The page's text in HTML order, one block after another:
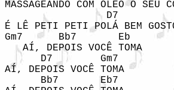
MASSAGEANDO COM ÓLEO O SEU
                 D7
É LÊ PETI PETI POLÁ BEM
Gm7      Bb7       Eb
   AÍ, DEPOIS VOCÊ TOMA
      D7        Gm7
AÍ, DEPOIS VOCÊ TOMA
      Bb7       Eb7